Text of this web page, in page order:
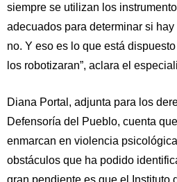
siempre se utilizan los
adecuados para determinar si
no. Y eso es lo que está
los robotizaran”, aclara el
Diana Portal, adjunta para los
Defensoría del Pueblo, cuenta
enmarcan en violencia
obstáculos que ha podido
gran pendiente es que el Instituto